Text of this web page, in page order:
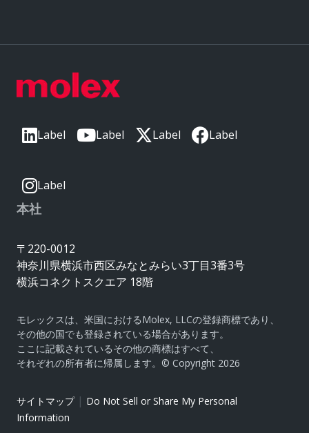
Label Label Label Label
Label
本社
〒220-0012
神奈川県横浜市西区みなとみらい3丁目3番3号
横浜コネクトスクエア 18階
モレックスは、米国におけるMolex, LLCの登録商標であり、
その他の国でも登録されている場合があります。
ここに記載されているその他の商標はすべて、
それぞれの所有者に帰属します。© Copyright 2026
サイトマップ| Do Not Sell or Share My Personal
Information